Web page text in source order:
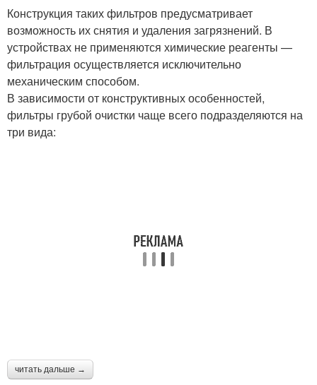
Конструкция таких фильтров предусматривает
возможность их снятия и удаления загрязнений. В
устройствах не применяются химические реагенты —
фильтрация осуществляется исключительно
механическим способом.
В зависимости от конструктивных особенностей,
фильтры грубой очистки чаще всего подразделяются на
три вида:
читать дальше →